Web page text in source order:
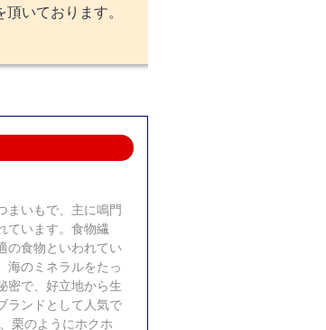
いております。
まいもで、主に鳴門
ています。食物繊
の食物といわれてい
海のミネラルをたっ
密で、好立地から生
ランドとして人気で
栗のようにホクホ